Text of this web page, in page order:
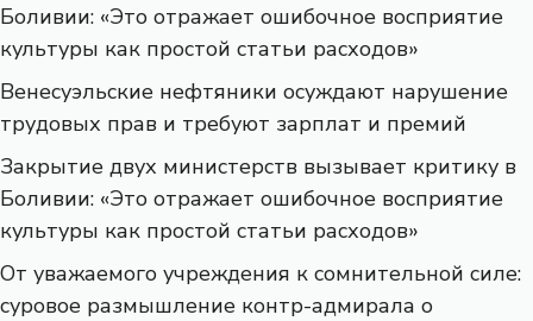
Боливии: «Это отражает ошибочное восприятие
культуры как простой статьи расходов»
Венесуэльские нефтяники осуждают нарушение
трудовых прав и требуют зарплат и премий
Закрытие двух министерств вызывает критику в
Боливии: «Это отражает ошибочное восприятие
культуры как простой статьи расходов»
От уважаемого учреждения к сомнительной силе:
суровое размышление контр-адмирала о